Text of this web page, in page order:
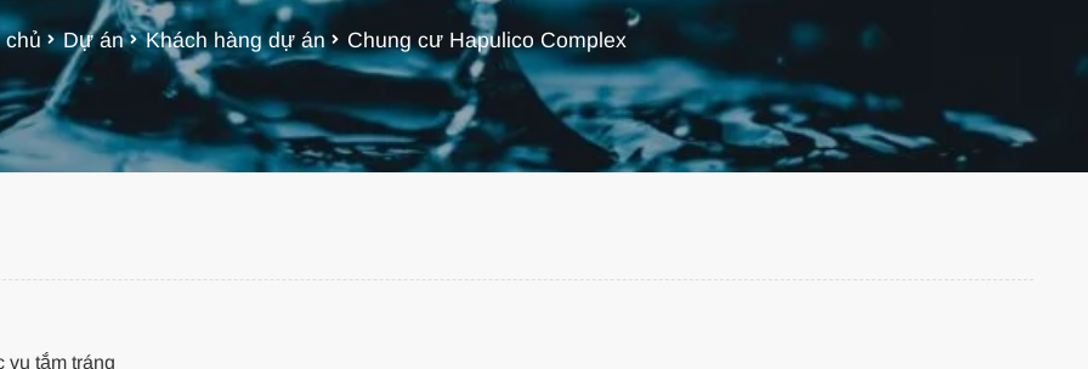
chủ Dự án Khách hàng dự án Chung cư Hapulico Complex
tắm tráng